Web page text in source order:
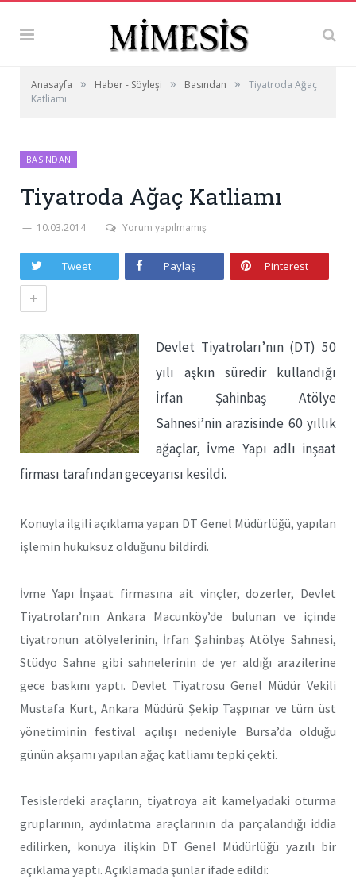
Anasayfa » Haber - Söyleşi » Basından »
Tiyatroda Ağaç
Katliamı
BASINDAN
Tiyatroda Ağaç Katliamı
10.03.2014 Yorum yapılmamış
Tweet Paylaş Pinterest
+
Devlet Tiyatroları’nın (DT) 50
yılı aşkın süredir kullandığı
İrfan Şahinbaş Atölye
Sahnesi’nin arazisinde 60 yıllık
ağaçlar, İvme Yapı adlı inşaat
firması tarafından geceyarısı kesildi.
Konuyla ilgili açıklama yapan DT Genel Müdürlüğü, yapılan
işlemin hukuksuz olduğunu bildirdi.
İvme Yapı İnşaat firmasına ait vinçler, dozerler, Devlet
Tiyatroları’nın Ankara Macunköy’de bulunan ve içinde
tiyatronun atölyelerinin, İrfan Şahinbaş Atölye Sahnesi,
Stüdyo Sahne gibi sahnelerinin de yer aldığı arazilerine
gece baskını yaptı. Devlet Tiyatrosu Genel Müdür Vekili
Mustafa Kurt, Ankara Müdürü Şekip Taşpınar ve tüm üst
yönetiminin festival açılışı nedeniyle Bursa’da olduğu
günün akşamı yapılan ağaç katliamı tepki çekti.
Tesislerdeki araçların, tiyatroya ait kamelyadaki oturma
gruplarının, aydınlatma araçlarının da parçalandığı iddia
edilirken, konuya ilişkin DT Genel Müdürlüğü yazılı bir
açıklama yaptı. Açıklamada şunlar ifade edildi: